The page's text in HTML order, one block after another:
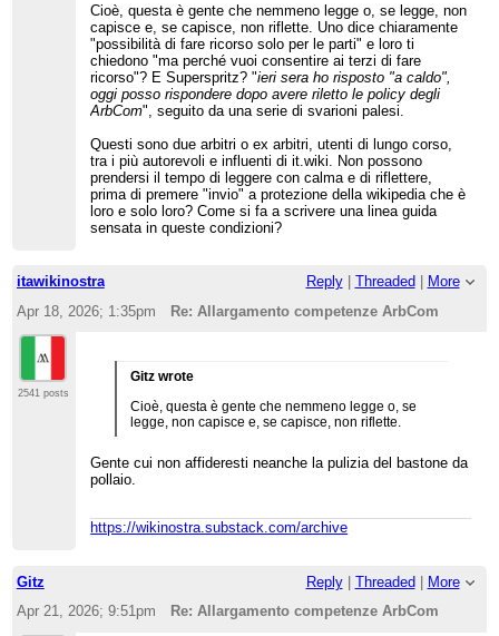
Cioè, questa è gente che nemmeno legge o, se legge, non
capisce e, se capisce, non riflette. Uno dice chiaramente
"possibilità di fare ricorso solo per le parti" e loro ti
chiedono "ma perché vuoi consentire ai terzi di fare
ricorso"? E Superspritz? "ieri sera ho risposto "a caldo",
oggi posso rispondere dopo avere riletto le policy degli
ArbCom", seguito da una serie di svarioni palesi.
Questi sono due arbitri o ex arbitri, utenti di lungo corso,
tra i più autorevoli e influenti di it.wiki. Non possono
prendersi il tempo di leggere con calma e di riflettere,
prima di premere "invio" a protezione della wikipedia che è
loro e solo loro? Come si fa a scrivere una linea guida
sensata in queste condizioni?
itawikinostra Reply| Threaded | More
Apr 18, 2026; 1:35pm
Re: Allargamento competenze ArbCom
2541 posts
Gitz wrote
Cioè, questa è gente che nemmeno legge o, se
legge, non capisce e, se capisce, non riflette.
Gente cui non affideresti neanche la pulizia del bastone da
pollaio.
https://wikinostra.substack.com/archive
Gitz Reply| Threaded | More
Apr 21, 2026; 9:51pm
Re: Allargamento competenze ArbCom